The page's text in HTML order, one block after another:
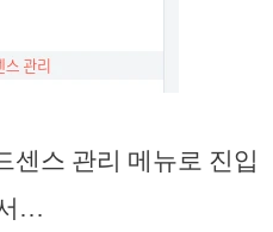
스 관리 메뉴로 진입
…